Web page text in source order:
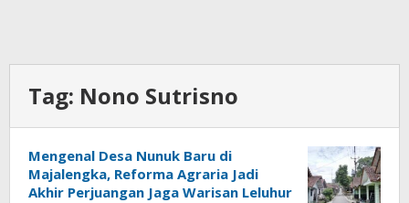
Tag: Nono Sutrisno
Mengenal Desa Nunuk Baru di
Majalengka, Reforma Agraria Jadi
Akhir Perjuangan Jaga Warisan Leluhur